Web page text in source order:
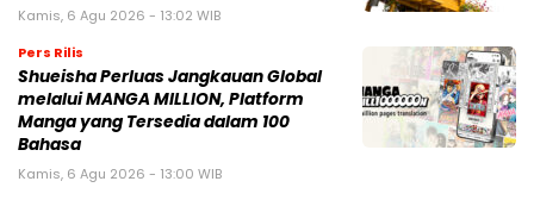
Kamis, 6 Agu 2026 - 13:02 WIB
Pers Rilis
Shueisha Perluas Jangkauan Global
melalui MANGA MILLION, Platform
Manga yang Tersedia dalam 100
Bahasa
Kamis, 6 Agu 2026 - 13:00 WIB